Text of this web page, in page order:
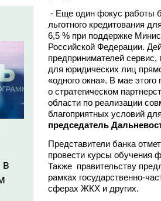
в
- Еще один фокус работы
льготного кредитования
6,5 % при поддержке
Российской Федерации.
предпринимателей
для юридических лиц
«одного окна». В мае
о стратегическом
области по реализации
благоприятных условий
председатель
Представители банка
провести курсы обучения
Также правительству
рамках государственно-
сферах ЖКХ и других.